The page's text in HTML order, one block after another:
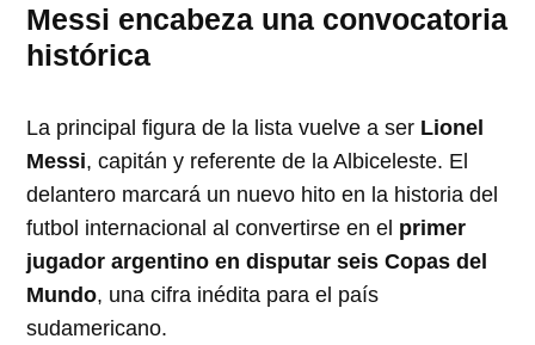
Messi encabeza una convocatoria
histórica
La principal figura de la lista vuelve a ser Lionel
Messi, capitán y referente de la Albiceleste. El
delantero marcará un nuevo hito en la historia del
futbol internacional al convertirse en el primer
jugador argentino en disputar seis Copas del
Mundo, una cifra inédita para el país
sudamericano.